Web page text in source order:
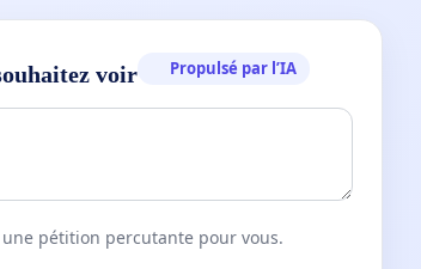
voir Propulsé par l’IA
une pétition percutante pour vous.